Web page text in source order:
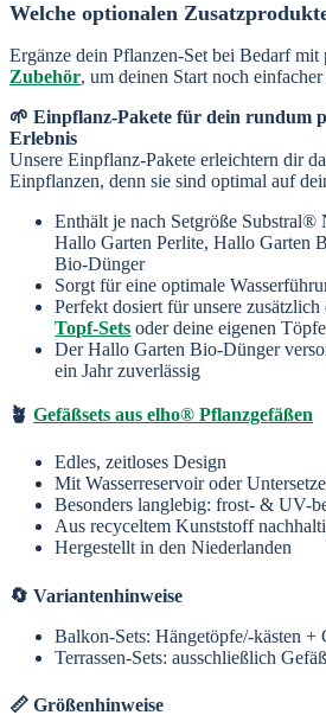
Welche optionalen
Ergänze dein Pflanzen-Set bei Bedarf mit
Zubehör, um deinen Start noch
🌱 Einpflanz-Pakete für dein rundum
Erlebnis
Unsere Einpflanz-Pakete erleichtern dir
Einpflanzen, denn sie sind optimal auf
Enthält je nach Setgröße
Hallo Garten Perlite, Hallo Garten
Bio-Dünger
Sorgt für eine optimale
Perfekt dosiert für unsere zusätzlich
Topf-Sets oder deine eigenen Töpfe
Der Hallo Garten Bio-Dünger
ein Jahr zuverlässig
🪴 Gefäßsets aus elho® Pflanzgefäßen
Edles, zeitloses Design
Mit Wasserreservoir oder
Besonders langlebig: frost- & UV-
Aus recyceltem Kunststoff
Hergestellt in den Niederlanden
🔄 Variantenhinweise
Balkon-Sets: Hängetöpfe/-kästen +
Terrassen-Sets: ausschließlich
📏 Größenhinweise